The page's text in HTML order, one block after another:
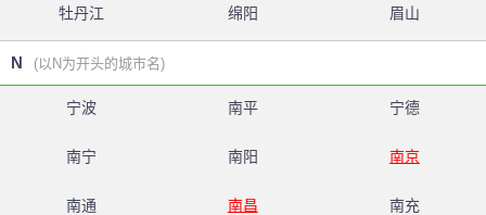
牡丹江 绵阳 眉山
N (以N为开头的城市名)
宁波 南平 宁德
南宁 南阳 南京
南通 南昌 南充